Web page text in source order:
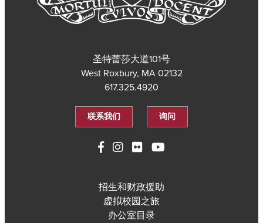
圣特蕾莎大道101号
West Roxbury, MA 02132
617.325.4920
联系我们 询问
招生和财政援助
虚拟校园之旅
办公室目录